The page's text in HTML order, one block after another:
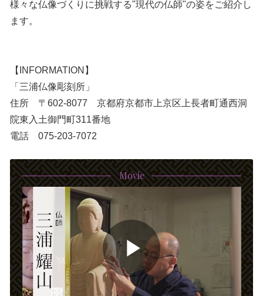
様々な仏像づくりに挑戦する"現代の仏師"の姿をご紹介し
ます。
【INFORMATION】
「三浦仏像彫刻所」
住所 〒602-8077 京都府京都市上京区上長者町通西洞
院東入土御門町311番地
電話 075-203-7072
Movie
P